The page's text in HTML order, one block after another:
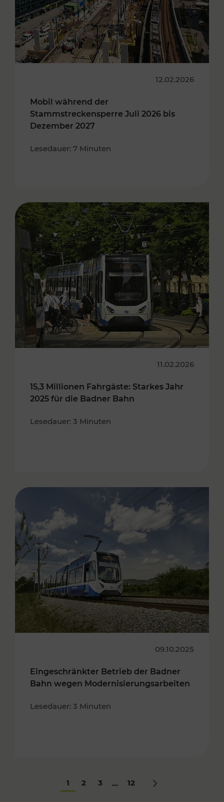
12.02.2026
Mobil während der
Stammstreckensperre Juli 2026 bis
Dezember 2027
Lesedauer: 7 Minuten
11.02.2026
15,3 Millionen Fahrgäste: Starkes Jahr
2025 für die Badner Bahn
Lesedauer: 3 Minuten
09.10.2025
Eingeschränkter Betrieb der Badner
Bahn wegen Modernisierungsarbeiten
Lesedauer: 3 Minuten
1 2 3 ... 12 Nächstes